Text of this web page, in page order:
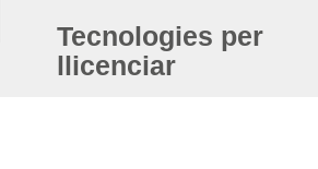
Tecnologies per
llicenciar